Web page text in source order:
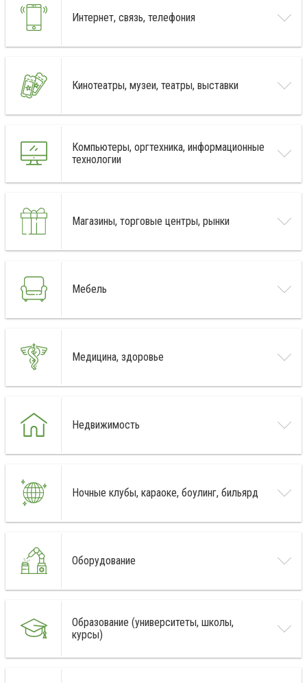
Интернет, связь, телефония
Кинотеатры, музеи, театры, выставки
Компьютеры, оргтехника, информационные
технологии
Магазины, торговые центры, рынки
Мебель
Медицина, здоровье
Недвижимость
Ночные клубы, караоке, боулинг, бильярд
Оборудование
Образование (университеты, школы,
курсы)